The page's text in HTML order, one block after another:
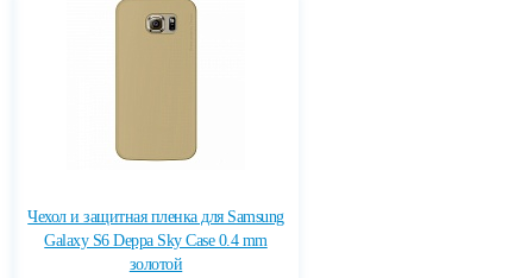
Чехол и защитная пленка для Samsung
Galaxy S6 Deppa Sky Case 0.4 mm
золотой